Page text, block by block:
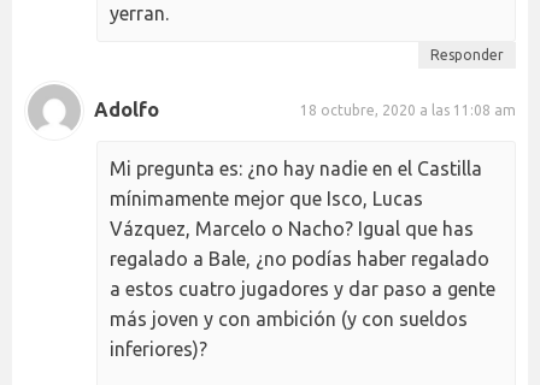
yerran.
Responder
Adolfo 18 octubre, 2020 a las 11:08 am
Mi pregunta es: ¿no hay nadie en el Castilla
mínimamente mejor que Isco, Lucas
Vázquez, Marcelo o Nacho? Igual que has
regalado a Bale, ¿no podías haber regalado
a estos cuatro jugadores y dar paso a gente
más joven y con ambición (y con sueldos
inferiores)?